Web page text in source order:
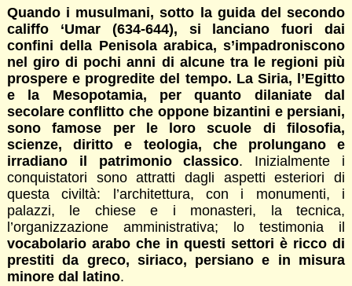
Quando i musulmani, sotto la guida del secondo
califfo ‘Umar (634-644), si lanciano fuori dai
confini della Penisola arabica, s’impadroniscono
nel giro di pochi anni di alcune tra le regioni più
prospere e progredite del tempo. La Siria, l’Egitto
e la Mesopotamia, per quanto dilaniate dal
secolare conflitto che oppone bizantini e persiani,
sono famose per le loro scuole di filosofia,
scienze, diritto e teologia, che prolungano e
irradiano il patrimonio classico. Inizialmente i
conquistatori sono attratti dagli aspetti esteriori di
questa civiltà: l’architettura, con i monumenti, i
palazzi, le chiese e i monasteri, la tecnica,
l’organizzazione amministrativa; lo testimonia il
vocabolario arabo che in questi settori è ricco di
prestiti da greco, siriaco, persiano e in misura
minore dal latino.